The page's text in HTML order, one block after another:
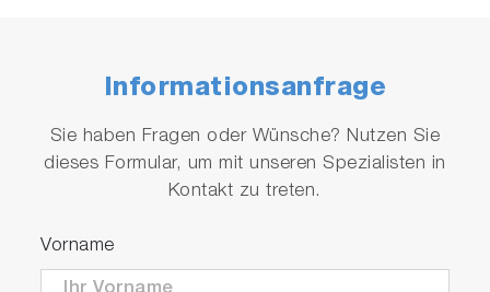
Informationsanfrage
Sie haben Fragen oder Wünsche? Nutzen Sie
dieses Formular, um mit unseren Spezialisten in
Kontakt zu treten.
Vorname